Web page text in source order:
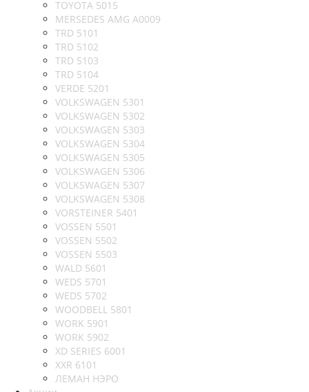
TOYOTA 5015
MERSEDES AMG A0009
TRD 5101
TRD 5102
TRD 5103
TRD 5104
VERDE 5201
VOLKSWAGEN 5301
VOLKSWAGEN 5302
VOLKSWAGEN 5303
VOLKSWAGEN 5304
VOLKSWAGEN 5305
VOLKSWAGEN 5306
VOLKSWAGEN 5307
VOLKSWAGEN 5308
VORSTEINER 5401
VOSSEN 5501
VOSSEN 5502
VOSSEN 5503
WALD 5601
WEDS 5701
WEDS 5702
WOODBELL 5801
WORK 5901
WORK 5902
XD SERIES 6001
XXR 6101
ЛЕМАН НЭРО